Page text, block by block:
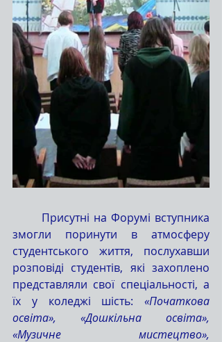
змогли поринути в атмосферу
студентського життя, послухавши
розповіді студентів, які захоплено
представляли свої спеціальності, а
їх у коледжі шість: «Початкова
освіта», «Дошкільна освіта»,
«Музичне мистецтво»,